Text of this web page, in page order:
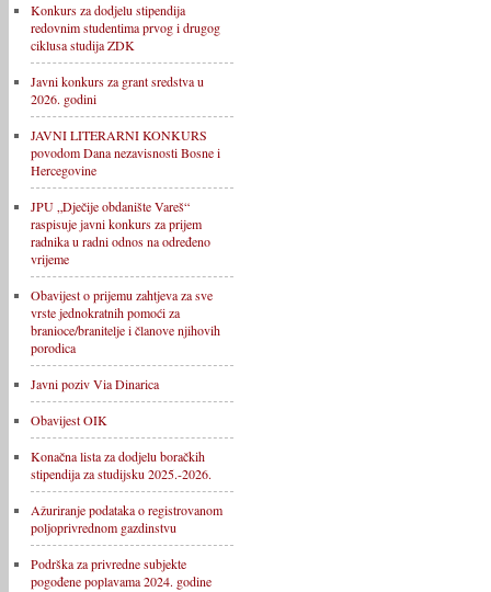
Konkurs za dodjelu stipendija
redovnim studentima prvog i drugog
ciklusa studija ZDK
Javni konkurs za grant sredstva u
2026. godini
JAVNI LITERARNI KONKURS
povodom Dana nezavisnosti Bosne i
Hercegovine
JPU „Dječije obdanište Vareš“
raspisuje javni konkurs za prijem
radnika u radni odnos na određeno
vrijeme
Obavijest o prijemu zahtjeva za sve
vrste jednokratnih pomoći za
branioce/branitelje i članove njihovih
porodica
Javni poziv Via Dinarica
Obavijest OIK
Konačna lista za dodjelu boračkih
stipendija za studijsku 2025.-2026.
Ažuriranje podataka o registrovanom
poljoprivrednom gazdinstvu
Podrška za privredne subjekte
pogođene poplavama 2024. godine